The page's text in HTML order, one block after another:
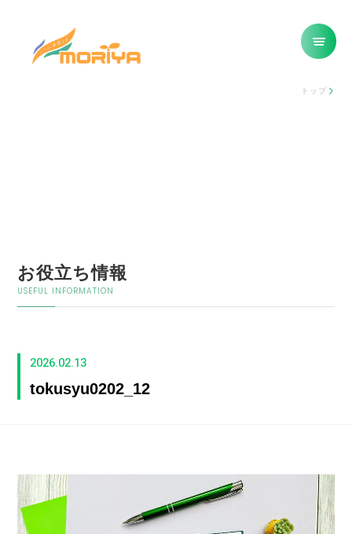
トップ
お役立ち情報
USEFUL INFORMATION
2026.02.13
tokusyu0202_12